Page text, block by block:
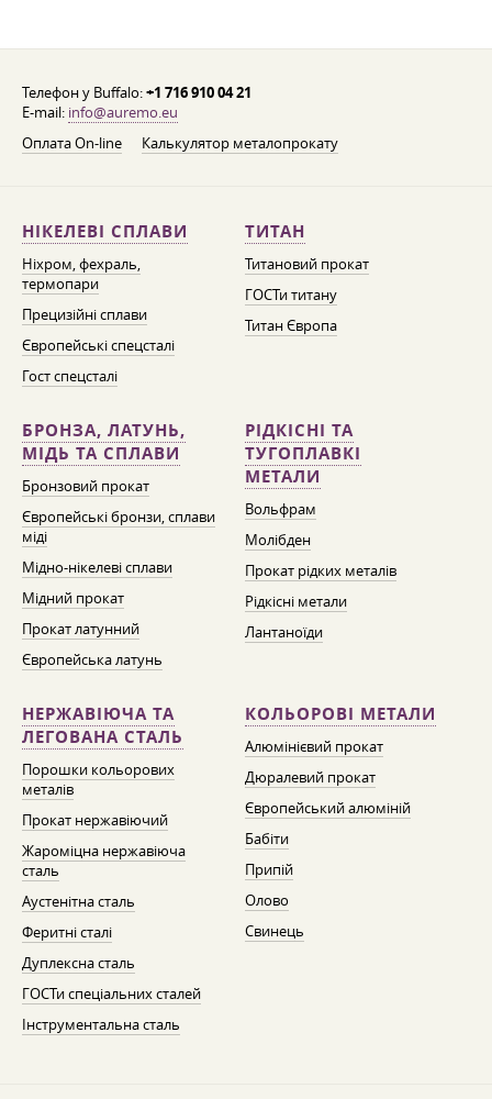
Телефон у Buffalo:+1 716 910 04 21
E-mail: info@auremo.eu
Оплата On-line
Калькулятор металопрокату
НІКЕЛЕВІ СПЛАВИ
Ніхром, фехраль,
термопари
Прецизійні сплави
Європейські спецсталі
Гост спецсталі
ТИТАН
Титановий прокат
ГОСТи титану
Титан Європа
БРОНЗА, ЛАТУНЬ,
МІДЬ ТА СПЛАВИ
Бронзовий прокат
Європейські бронзи, сплави
міді
Мідно-нікелеві сплави
Мідний прокат
Прокат латунний
Європейська латунь
РІДКІСНІ ТА
ТУГОПЛАВКІ
МЕТАЛИ
Вольфрам
Молібден
Прокат рідких металів
Рідкісні метали
Лантаноїди
НЕРЖАВІЮЧА ТА
ЛЕГОВАНА СТАЛЬ
Порошки кольорових
металів
Прокат нержавіючий
Жароміцна нержавіюча
сталь
Аустенітна сталь
Феритні сталі
Дуплексна сталь
ГОСТи спеціальних сталей
Інструментальна сталь
КОЛЬОРОВІ МЕТАЛИ
Алюмінієвий прокат
Дюралевий прокат
Європейський алюміній
Бабіти
Припій
Олово
Свинець